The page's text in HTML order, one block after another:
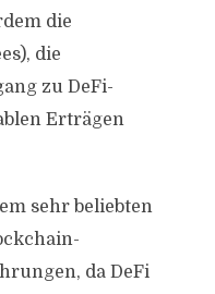
die
die
zu DeFi-
Erträgen
sehr beliebten
da DeFi